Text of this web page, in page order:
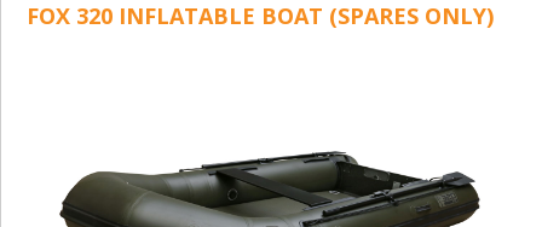
FOX 320 INFLATABLE BOAT (SPARES ONLY)